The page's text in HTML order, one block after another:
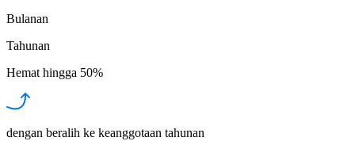
Bulanan
Tahunan
Hemat hingga 50%
dengan beralih ke keanggotaan tahunan